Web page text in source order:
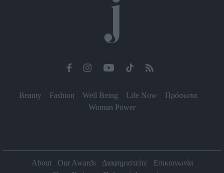
Beauty Fashion Well Being Life Now
Πρόσωπα
Woman Power
About Our Awards Διαφημιστείτε
Επικοινωνία